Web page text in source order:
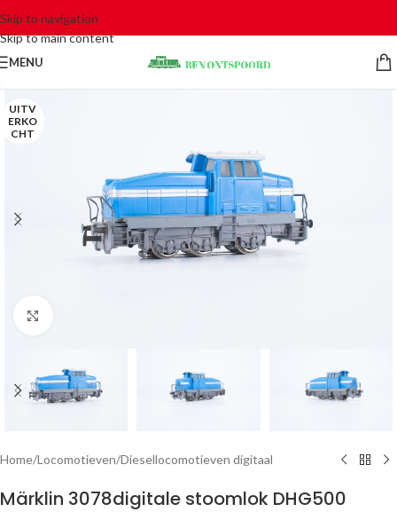
Skip to navigation
Skip to main content
MENU
UITV
ERKO
CHT
Home/Locomotieven/Diesellocomotieven digitaal
Märklin 3078digitale stoomlok DHG500